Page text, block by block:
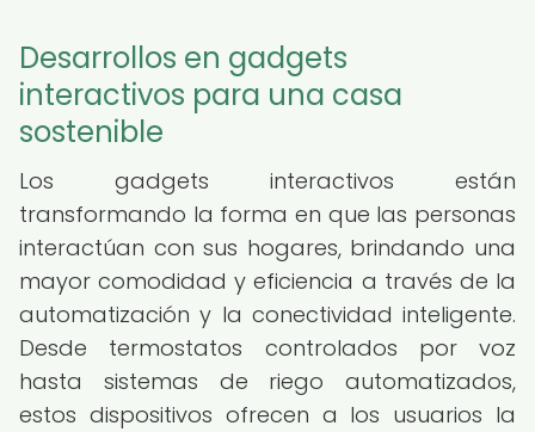
Desarrollos en gadgets
interactivos para una casa
sostenible
Los gadgets interactivos están
transformando la forma en que las personas
interactúan con sus hogares, brindando una
mayor comodidad y eficiencia a través de la
automatización y la conectividad inteligente.
Desde termostatos controlados por voz
hasta sistemas de riego automatizados,
estos dispositivos ofrecen a los usuarios la